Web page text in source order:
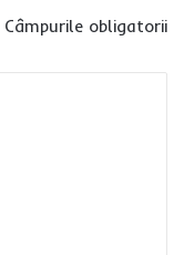
Câmpurile obligatorii